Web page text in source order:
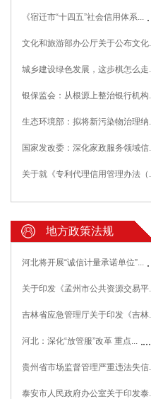
《宿迁市“十四五”社会信用体系...
文化和旅游部办公厅关于公布文化...
城乡建设绿色发展，这步棋怎么走...
银保监会：从根源上整治银行机构...
生态环境部：拟将新污染物治理纳...
国家发改委：深化家政服务领域信...
关于就《专利代理信用管理办法（...
地方政策法规
河北将开展“诚信计量承诺单位”...
关于印发《孟州市公共资源交易平...
吉林省应急管理厅关于印发《吉林...
河北：深化“放管服”改革 重点...
贵州省市场监督管理严重违法失信...
泰安市人民政府办公室关于印发泰...